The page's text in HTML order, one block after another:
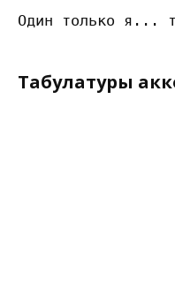
Табулатуры